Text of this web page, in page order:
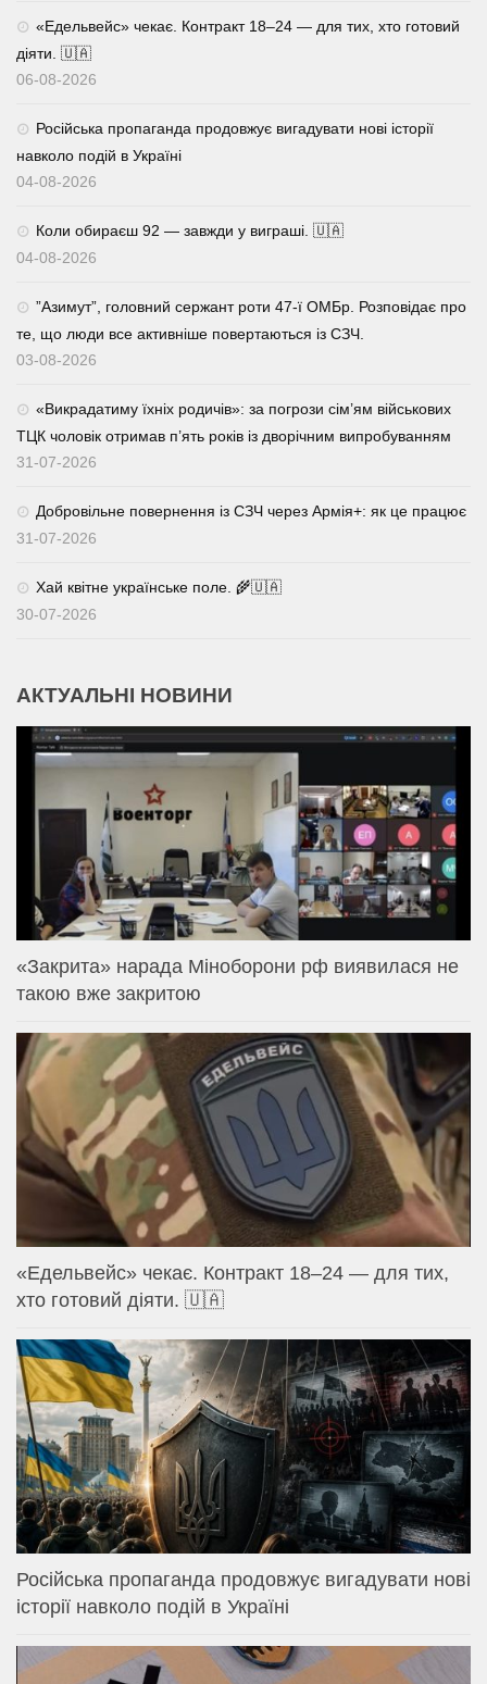
«Едельвейс» чекає. Контракт 18–24 — для тих, хто готовий
діяти. 🇺🇦
06-08-2026
Російська пропаганда продовжує вигадувати нові історії
навколо подій в Україні
04-08-2026
Коли обираєш 92 — завжди у виграші. 🇺🇦
04-08-2026
⁨”Азимут”, головний сержант роти 47-ї ОМБр. Розповідає про
те, що люди все активніше повертаються із СЗЧ.
03-08-2026
«Викрадатиму їхніх родичів»: за погрози сім’ям військових
ТЦК чоловік отримав п’ять років із дворічним випробуванням
31-07-2026
Добровільне повернення із СЗЧ через Армія+: як це працює
31-07-2026
Хай квітне українське поле. 🌾🇺🇦
30-07-2026
АКТУАЛЬНІ НОВИНИ
«Закрита» нарада Міноборони рф виявилася не
такою вже закритою
«Едельвейс» чекає. Контракт 18–24 — для тих,
хто готовий діяти. 🇺🇦
Російська пропаганда продовжує вигадувати нові
історії навколо подій в Україні